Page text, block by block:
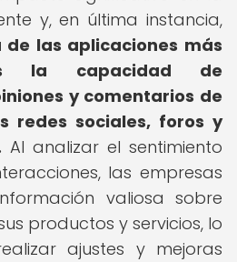
y, en última instancia,
de las aplicaciones más
la capacidad de
y comentarios de
redes sociales, foros y
Al analizar el sentimiento
las empresas
valiosa sobre
productos y servicios, lo
ajustes y mejoras